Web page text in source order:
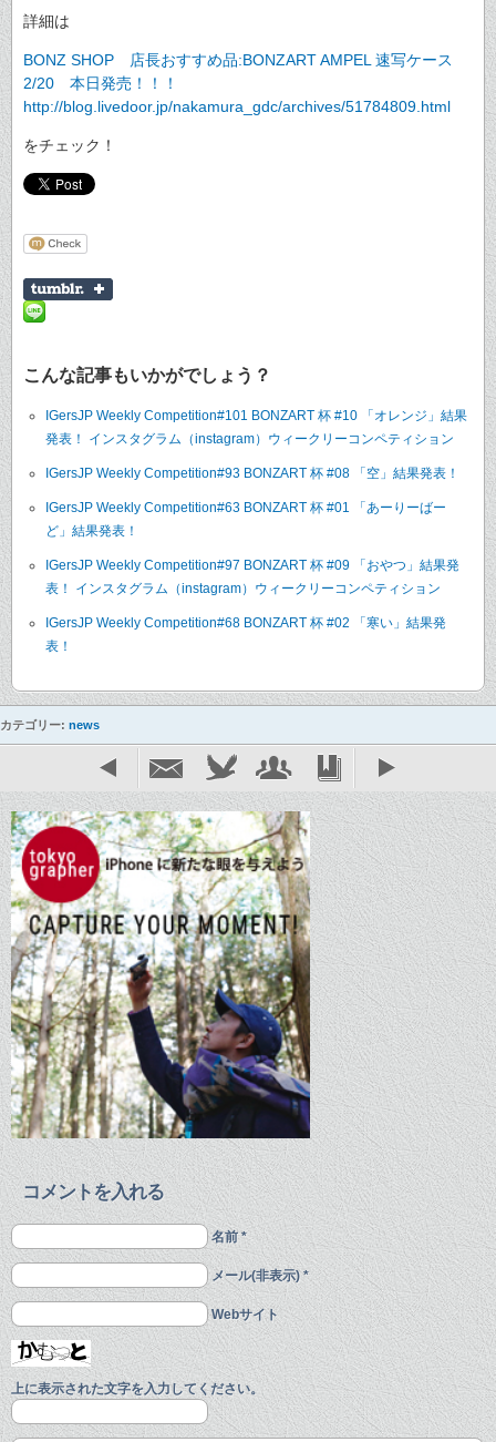
詳細は
BONZ SHOP 店長おすすめ品:BONZART AMPEL 速写ケース
2/20 本日発売！！！
http://blog.livedoor.jp/nakamura_gdc/archives/51784809.html
をチェック！
こんな記事もいかがでしょう？
IGersJP Weekly Competition#101 BONZART 杯 #10 「オレンジ」結果
発表！ インスタグラム（instagram）ウィークリーコンペティション
IGersJP Weekly Competition#93 BONZART 杯 #08 「空」結果発表！
IGersJP Weekly Competition#63 BONZART 杯 #01 「あーりーばー
ど」結果発表！
IGersJP Weekly Competition#97 BONZART 杯 #09 「おやつ」結果発
表！ インスタグラム（instagram）ウィークリーコンペティション
IGersJP Weekly Competition#68 BONZART 杯 #02 「寒い」結果発
表！
カテゴリー: news
コメントを入れる
名前 *
メール(非表示) *
Webサイト
上に表示された文字を入力してください。